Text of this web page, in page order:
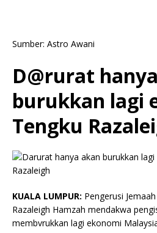
Sumber: Astro Awani
D@rurat
burukkan lagi
Tengku
KUALA LUMPUR: Pengerusi
Razaleigh Hamzah mendakwa
membvrukkan lagi ekonomi